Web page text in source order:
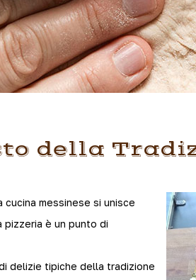
della
messinese si unisce
è un punto di
delizie tipiche della tradizione